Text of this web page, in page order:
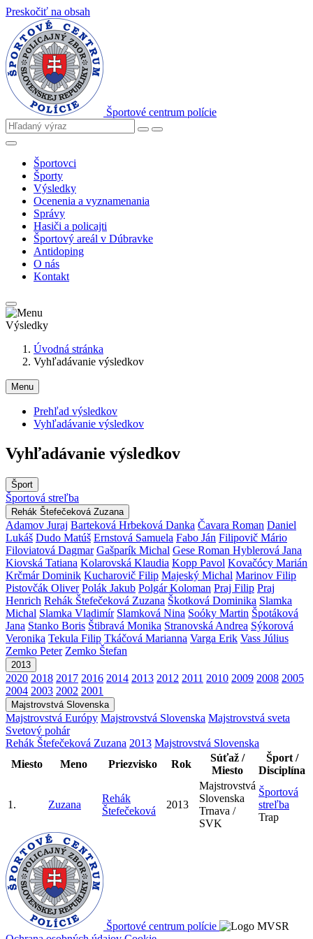
Preskočiť na obsah
Športové centrum polície
Športovci
Športy
Výsledky
Ocenenia a vyznamenania
Správy
Hasiči a policajti
Športový areál v Dúbravke
Antidoping
O nás
Kontakt
Výsledky
Úvodná stránka
Vyhľadávanie výsledkov
Menu
Prehľad výsledkov
Vyhľadávanie výsledkov
Vyhľadávanie výsledkov
Šport
Športová streľba
Rehák Štefečeková Zuzana
Adamov Juraj Barteková Hrbeková Danka Čavara Roman Daniel
Lukáš Dudo Matúš Ernstová Samuela Fabo Ján Filipovič Mário
Filoviatová Dagmar Gašparík Michal Gese Roman Hyblerová Jana
Kiovská Tatiana Kolarovská Klaudia Kopp Pavol Kovačócy Marián
Krčmár Dominik Kucharovič Filip Majeský Michal Marinov Filip
Pistovčák Oliver Polák Jakub Polgár Koloman Praj Filip Praj
Henrich Rehák Štefečeková Zuzana Škotková Dominika Slamka
Michal Slamka Vladimír Slamková Nina Soóky Martin Špotáková
Jana Stanko Boris Štibravá Monika Stranovská Andrea Sýkorová
Veronika Tekula Filip Tkáčová Marianna Varga Erik Vass Július
Zemko Peter Zemko Štefan
2013
2020 2018 2017 2016 2014 2013 2012 2011 2010 2009 2008 2005
2004 2003 2002 2001
Majstrovstvá Slovenska
Majstrovstvá Európy Majstrovstvá Slovenska Majstrovstvá sveta
Svetový pohár
Rehák Štefečeková Zuzana 2013 Majstrovstvá Slovenska
Miesto
Meno Priezvisko Rok
Súťaž /
Miesto
Šport /
Disciplína
1. Zuzana
Rehák
Štefečeková
2013
Majstrovstvá
Slovenska
Trnava /
SVK
Športová
streľba
Trap
Športové centrum polície